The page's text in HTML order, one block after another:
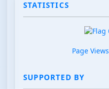
STATISTICS
Page Views
SUPPORTED BY